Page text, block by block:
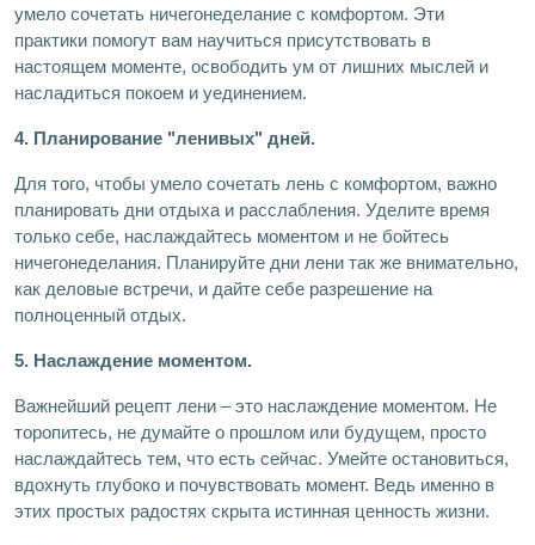
умело сочетать ничегонеделание с комфортом. Эти
практики помогут вам научиться присутствовать в
настоящем моменте, освободить ум от лишних мыслей и
насладиться покоем и уединением.
4. Планирование "ленивых" дней.
Для того, чтобы умело сочетать лень с комфортом, важно
планировать дни отдыха и расслабления. Уделите время
только себе, наслаждайтесь моментом и не бойтесь
ничегонеделания. Планируйте дни лени так же внимательно,
как деловые встречи, и дайте себе разрешение на
полноценный отдых.
5. Наслаждение моментом.
Важнейший рецепт лени – это наслаждение моментом. Не
торопитесь, не думайте о прошлом или будущем, просто
наслаждайтесь тем, что есть сейчас. Умейте остановиться,
вдохнуть глубоко и почувствовать момент. Ведь именно в
этих простых радостях скрыта истинная ценность жизни.